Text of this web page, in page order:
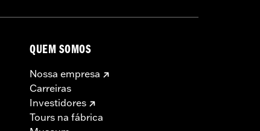
QUEM SOMOS
Nossa empresa
Carreiras
Investidores
Tours na fábrica